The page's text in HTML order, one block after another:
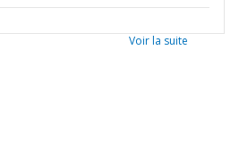
Voir la suite